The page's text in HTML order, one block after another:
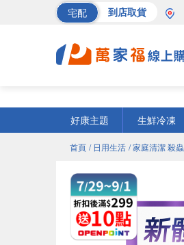
宅配 到店取貨
好康主題
生鮮冷凍
首頁 / 日用生活 / 家庭清潔 殺蟲